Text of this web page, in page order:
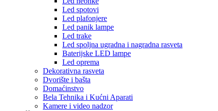
Led spotovi
Led plafonjere
Led panik lampe
Led trake
Led spoljna ugradna i nagradna rasveta
Baterijske LED lampe
Led oprema
Dekorativna rasveta
Dvorište i bašta
Domaćinstvo
Bela Tehnika i Kućni Aparati
Kamere i video nadzor